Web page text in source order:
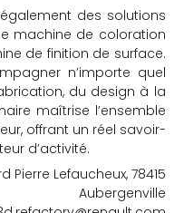
des solutions
machine de coloration
de finition de surface.
n’importe quel
du design à la
maîtrise l’ensemble
offrant un réel savoir-
d’activité.
Pierre Lefaucheux, 78415
Aubergenville